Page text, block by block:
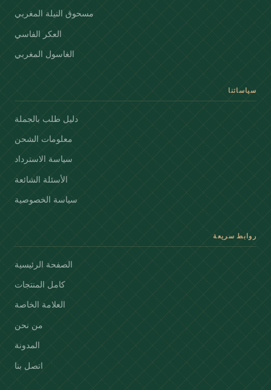
مسحوق النيلة المغربي
العكر الفاسي
الغاسول المغربي
سياساتنا
دليل طلب بالجملة
معلومات الشحن
سياسة الاسترداد
الأسئلة الشائعة
سياسة الخصوصية
روابط سريعة
الصفحة الرئيسية
كامل المنتجات
العلامة الخاصة
من نحن
المدونة
اتصل بنا